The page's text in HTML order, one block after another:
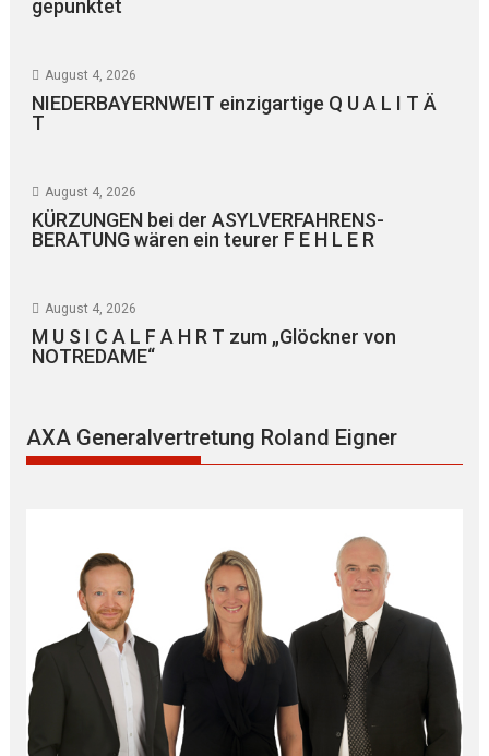
gepunktet
August 4, 2026
NIEDERBAYERNWEIT einzigartige Q U A L I T Ä
T
August 4, 2026
KÜRZUNGEN bei der ASYLVERFAHRENS-
BERATUNG wären ein teurer F E H L E R
August 4, 2026
M U S I C A L F A H R T zum „Glöckner von
NOTREDAME“
AXA Generalvertretung Roland Eigner